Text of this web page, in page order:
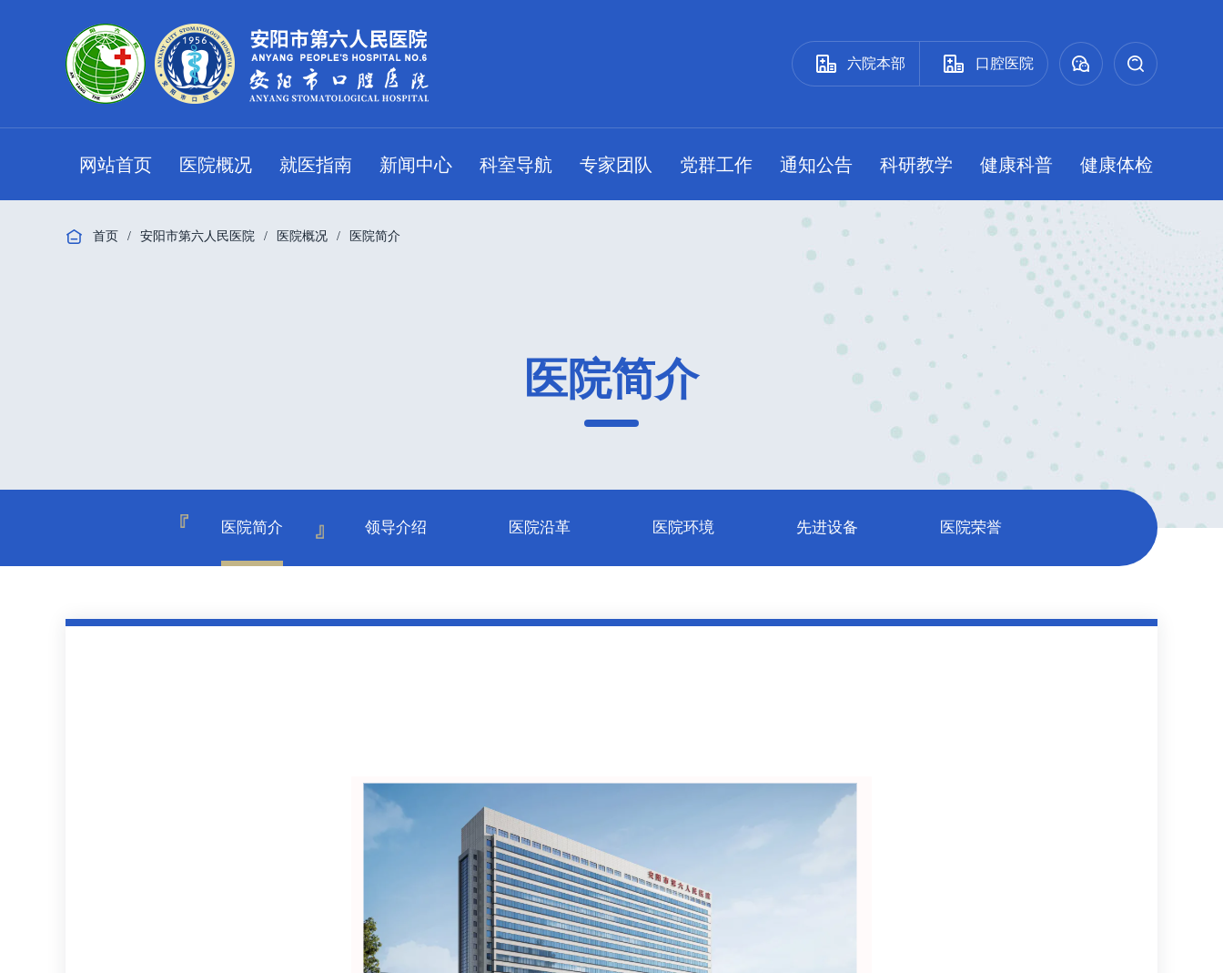
六院本部 口腔医院
网站首页 医院概况 就医指南 新闻中心 科室导航 专家团队 党群工作 通知公告 科研教学 健康科普 健康体检
首页 / 安阳市第六人民医院 / 医院概况 / 医院简介
医院简介
医院简介 领导介绍 医院沿革 医院环境 先进设备 医院荣誉